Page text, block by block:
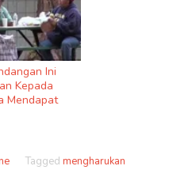
Ini
Kepada
Mendapat
Tagged mengharukan